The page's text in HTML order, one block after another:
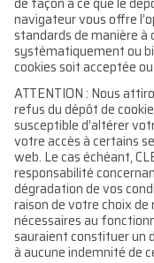
navigateur vous offre
standards de manière à
systématiquement ou
cookies soit acceptée
ATTENTION : Nous
refus du dépôt de
susceptible d’altérer
votre accès à certains
web. Le cas échéant,
responsabilité
dégradation de vos
raison de votre choix de
nécessaires au
sauraient constituer un
à aucune indemnité de